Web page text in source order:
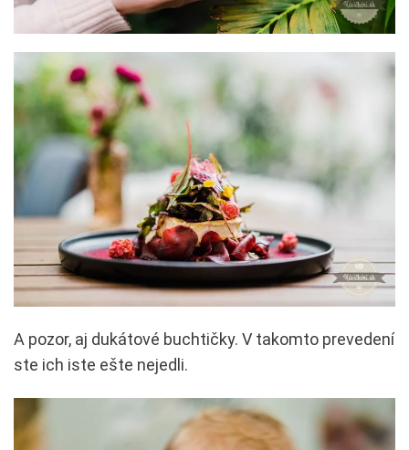
A pozor, aj dukátové buchtičky. V takomto prevedení
ste ich iste ešte nejedli.